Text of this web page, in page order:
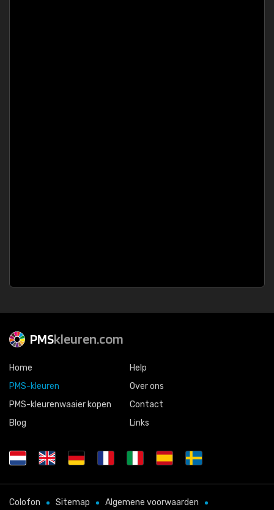
PMSkleuren.com
Home
PMS-kleuren
PMS-kleurenwaaier kopen
Blog
Help
Over ons
Contact
Links
Colofon Sitemap Algemene voorwaarden